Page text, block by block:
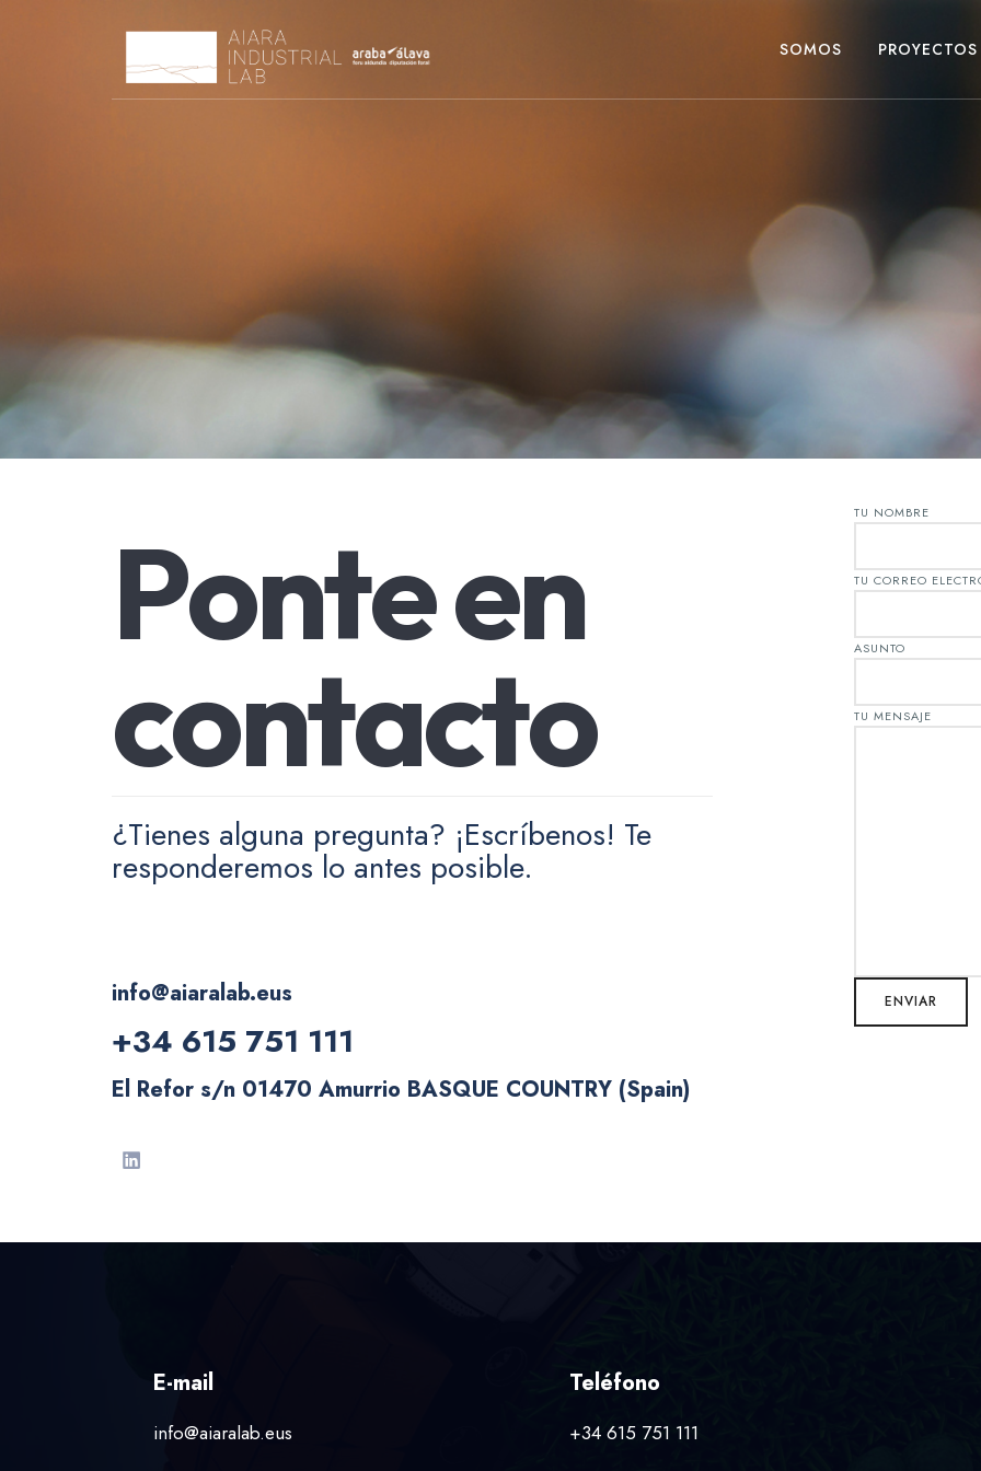
SOMOS PROYECTOS
Ponteen
contacto
¿Tienes alguna pregunta? ¡Escríbenos! Te
responderemos lo antes posible.
info@aiaralab.eus
+34 615 751 111
El Refor s/n 01470 Amurrio BASQUE COUNTRY (Spain)
TU NOMBRE
TU CORREO
ASUNTO
TU MENSAJE
E-mail
info@aiaralab.eus
Teléfono
+34 615 751 111